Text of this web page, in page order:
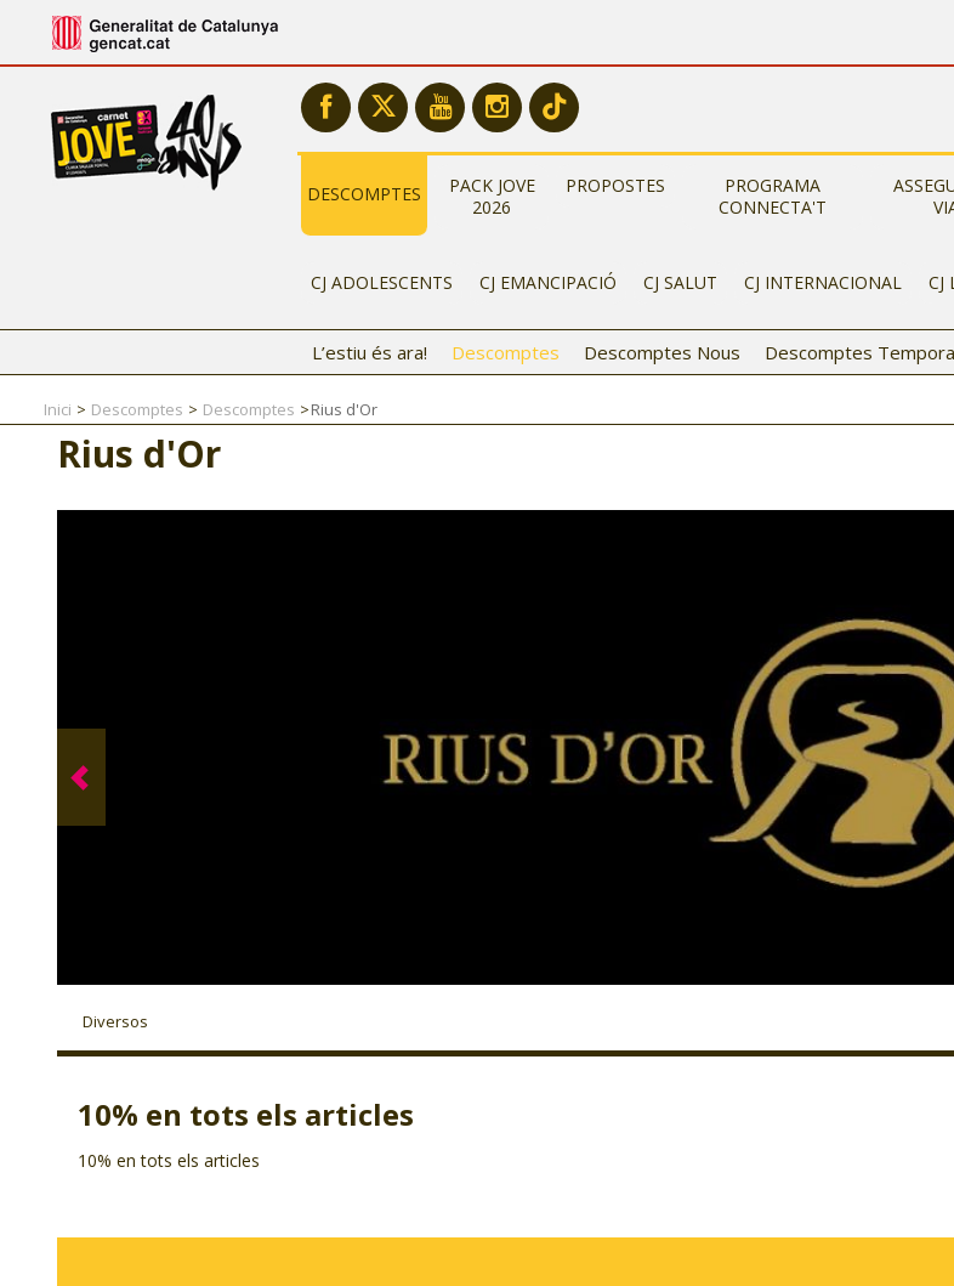
DESCOMPTES
PACK JOVE
2026
PROPOSTES
PROGRAMA
CONNECTA'T
CJ ADOLESCENTS CJ EMANCIPACIÓ CJ SALUT CJ INTERNACIONAL CJ
L’estiu és ara! Descomptes Descomptes Nous Descomptes
Inici Descomptes Descomptes Rius d'Or
Rius d'Or
Diversos
10% en tots els articles
10% en tots els articles